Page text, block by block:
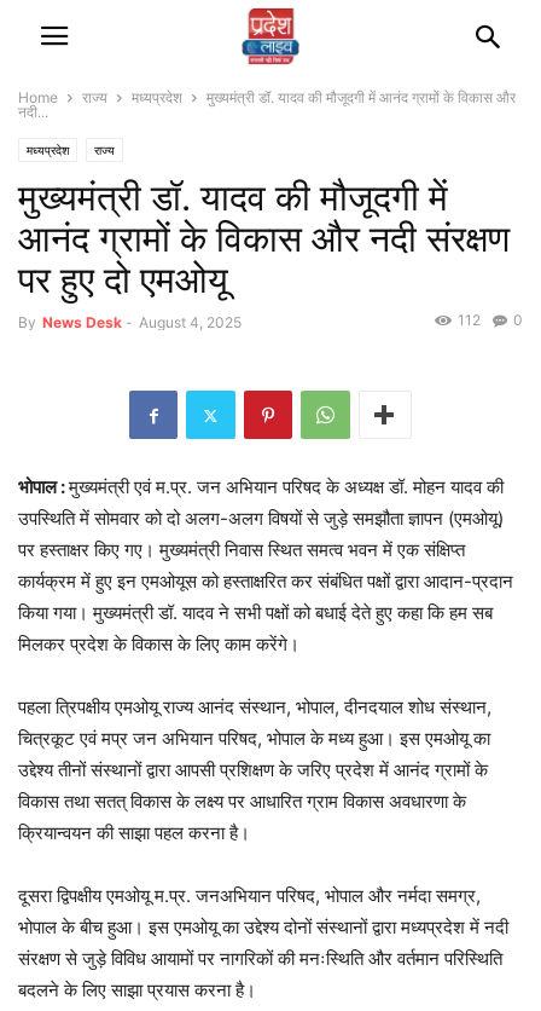
Home राज्‍य मध्यप्रदेश
मुख्यमंत्री डॉ. यादव की मौजूदगी में आनंद ग्रामों के विकास और
नदी...
मध्यप्रदेश राज्‍य
मुख्यमंत्री डॉ. यादव की मौजूदगी में
आनंद ग्रामों के विकास और नदी संरक्षण
पर हुए दो एमओयू
By News Desk - August 4, 2025 0
112
भोपाल :मुख्यमंत्री एवं म.प्र. जन अभियान परिषद के अध्यक्ष डॉ. मोहन यादव की
उपस्थिति में सोमवार को दो अलग-अलग विषयों से जुड़े समझौता ज्ञापन (एमओयू)
पर हस्ताक्षर किए गए। मुख्यमंत्री निवास स्थित समत्व भवन में एक संक्षिप्त
कार्यक्रम में हुए इन एमओयूस को हस्ताक्षरित कर संबंधित पक्षों द्वारा आदान-प्रदान
किया गया। मुख्यमंत्री डॉ. यादव ने सभी पक्षों को बधाई देते हुए कहा कि हम सब
मिलकर प्रदेश के विकास के लिए काम करेंगे।
पहला त्रिपक्षीय एमओयू राज्य आनंद संस्थान, भोपाल, दीनदयाल शोध संस्थान,
चित्रकूट एवं मप्र जन अभियान परिषद, भोपाल के मध्य हुआ। इस एमओयू का
उद्देश्य तीनों संस्थानों द्वारा आपसी प्रशिक्षण के जरिए प्रदेश में आनंद ग्रामों के
विकास तथा सतत् विकास के लक्ष्य पर आधारित ग्राम विकास अवधारणा के
क्रियान्वयन की साझा पहल करना है।
दूसरा द्विपक्षीय एमओयू म.प्र. जनअभियान परिषद, भोपाल और नर्मदा समग्र,
भोपाल के बीच हुआ। इस एमओयू का उद्देश्य दोनों संस्थानों द्वारा मध्यप्रदेश में नदी
संरक्षण से जुड़े विविध आयामों पर नागरिकों की मनःस्थिति और वर्तमान परिस्थिति
बदलने के लिए साझा प्रयास करना है।